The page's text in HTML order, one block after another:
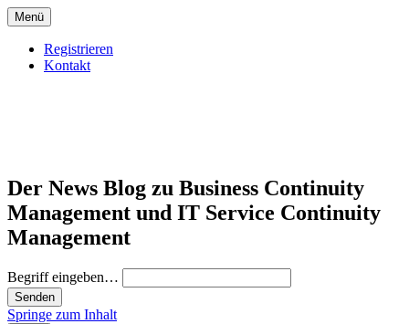
Menü
Registrieren
Kontakt
Der News Blog zu Business Continuity
Management und IT Service Continuity
Management
Begriff eingeben…
Springe zum Inhalt